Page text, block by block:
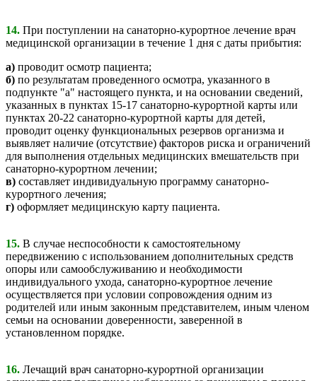
14. При поступлении на санаторно-курортное лечение врач
медицинской организации в течение 1 дня с даты прибытия:
а) проводит осмотр пациента;
б) по результатам проведенного осмотра, указанного в
подпункте "а" настоящего пункта, и на основании сведений,
указанных в пунктах 15-17 санаторно-курортной карты или
пунктах 20-22 санаторно-курортной карты для детей,
проводит оценку функциональных резервов организма и
выявляет наличие (отсутствие) факторов риска и ограничений
для выполнения отдельных медицинских вмешательств при
санаторно-курортном лечении;
в) составляет индивидуальную программу санаторно-
курортного лечения;
г) оформляет медицинскую карту пациента.
15. В случае неспособности к самостоятельному
передвижению с использованием дополнительных средств
опоры или самообслуживанию и необходимости
индивидуального ухода, санаторно-курортное лечение
осуществляется при условии сопровождения одним из
родителей или иным законным представителем, иным членом
семьи на основании доверенности, заверенной в
установленном порядке.
16. Лечащий врач санаторно-курортной организации